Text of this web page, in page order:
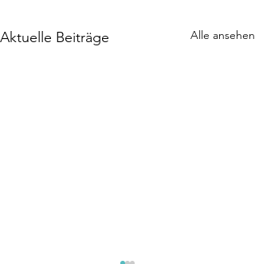
Aktuelle Beiträge Alle ansehen